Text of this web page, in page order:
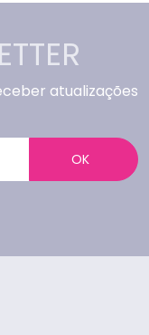
atualizações
OK